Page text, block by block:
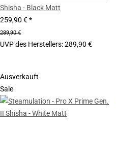
Shisha - Black Matt
259,90 €*
289,90 €
UVP des Herstellers:289,90 €
Ausverkauft
Sale